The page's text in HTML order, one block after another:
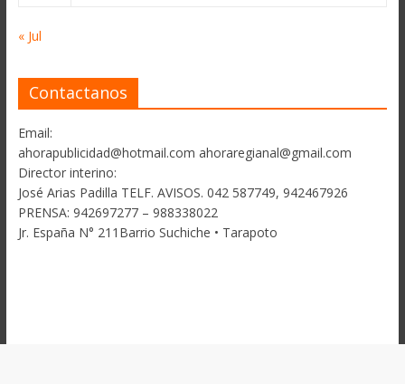
« Jul
Contactanos
Email:
ahorapublicidad@hotmail.com ahoraregianal@gmail.com
Director interino:
José Arias Padilla TELF. AVISOS. 042 587749, 942467926
PRENSA: 942697277 – 988338022
Jr. España N° 211Barrio Suchiche • Tarapoto